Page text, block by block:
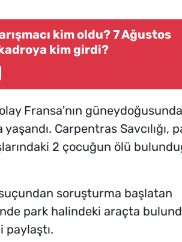
kim oldu? 7 Ağustos
kim girdi?
Fransa'nın
Carpentras Savcılığı,
2 çocuğun ölü
soruşturma başlatan
park halindeki araçta
paylaştı.